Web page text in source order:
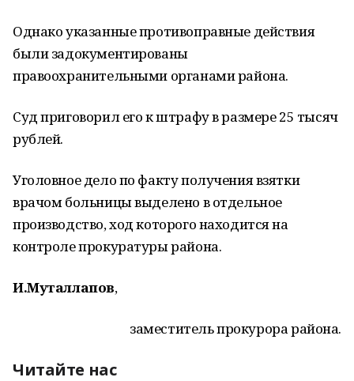
Однако указанные противоправные действия
были задокументированы
правоохранительными органами района.
Суд приговорил его к штрафу в размере 25 тысяч
рублей.
Уголовное дело по факту получения взятки
врачом больницы выделено в отдельное
производство, ход которого находится на
контроле прокуратуры района.
И.Муталлапов,
заместитель прокурора района.
Читайте нас